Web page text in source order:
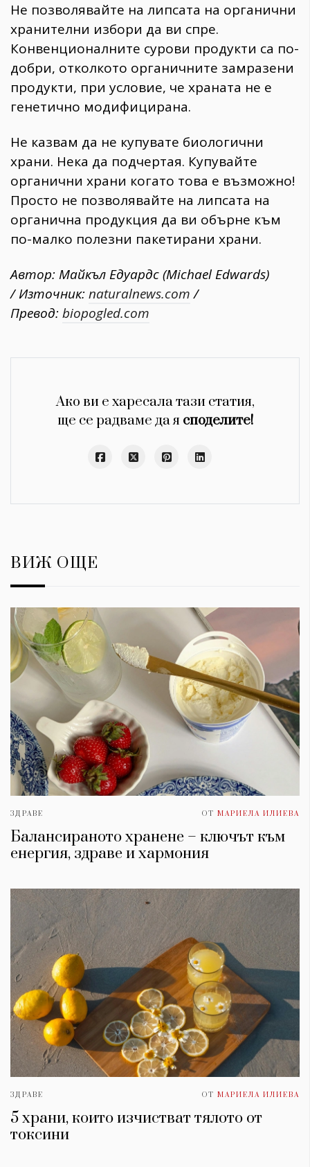
Не позволявайте на липсата на органични
хранителни избори да ви спре.
Конвенционалните сурови продукти са по-
добри, отколкото органичните замразени
продукти, при условие, че храната не е
генетично модифицирана.
Не казвам да не купувате биологични
храни. Нека да подчертая. Купувайте
органични храни когато това е възможно!
Просто не позволявайте на липсата на
органична продукция да ви обърне към
по-малко полезни пакетирани храни.
Автор: Майкъл Едуардс (Michael Edwards)
/ Източник: naturalnews.com/
Превод: biopogled.com
Ако ви е харесала тази статия,
ще се радваме да я споделите!
ВИЖ ОЩЕ
ЗДРАВЕ ОТ МАРИЕЛА ИЛИЕВА
Балансираното хранене – ключът към
енергия, здраве и хармония
ЗДРАВЕ ОТ МАРИЕЛА ИЛИЕВА
5 храни, които изчистват тялото от
токсини